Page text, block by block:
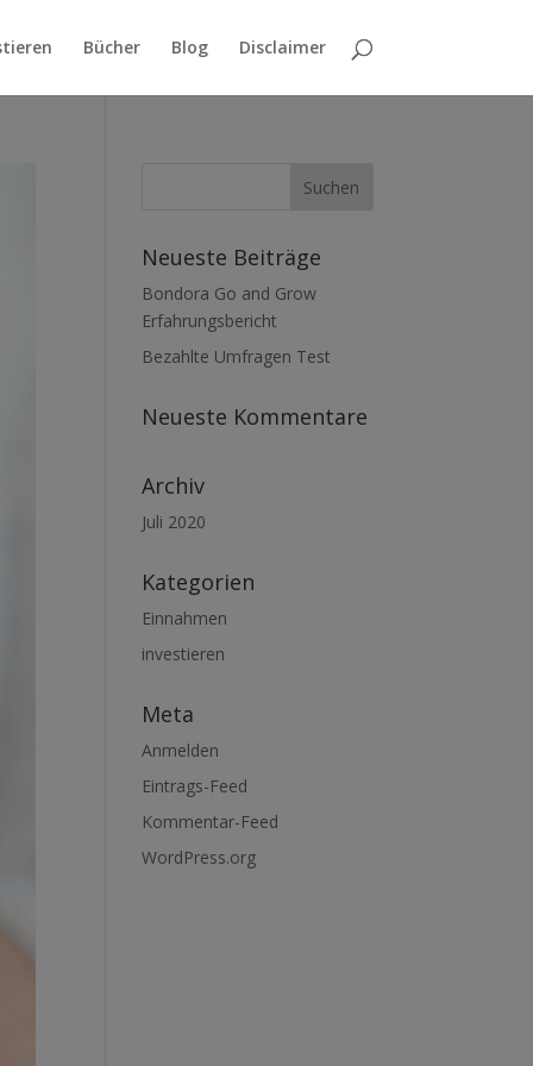
Bücher Blog Disclaimer
Neueste Beiträge
Bondora Go and Grow
Erfahrungsbericht
Bezahlte Umfragen Test
Neueste Kommentare
Archiv
Juli 2020
Kategorien
Einnahmen
investieren
Meta
Anmelden
Eintrags-Feed
Kommentar-Feed
WordPress.org